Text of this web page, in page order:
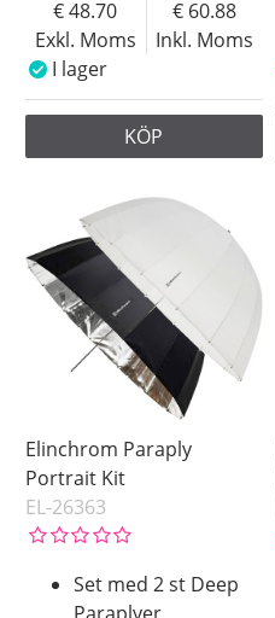
Exkl. Moms
48.70
Inkl. Moms
60.88
I lager
KÖP
Elinchrom Paraply
Portrait Kit
EL-26363
Set med 2 st Deep